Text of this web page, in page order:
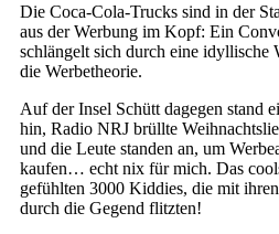
Die Coca-Cola-Trucks sind in der
aus der Werbung im Kopf: Ein
schlängelt sich durch eine idyllische
die Werbetheorie.
Auf der Insel Schütt dagegen stand
hin, Radio NRJ brüllte
und die Leute standen an, um
kaufen… echt nix für mich. Das
gefühlten 3000 Kiddies, die mit
durch die Gegend flitzten!